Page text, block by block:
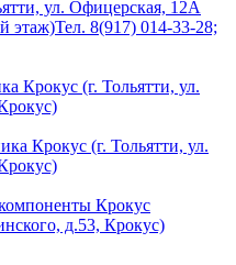
ул. Офицерская, 12А
этаж)Тел. 8(917) 014-33-28;
Крокус (г. Тольятти, ул.
Крокус (г. Тольятти, ул.
Крокус
д.53, Крокус)